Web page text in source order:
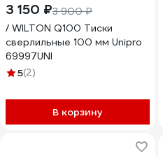
3 150 ₽3 900 ₽
/ WILTON Q100 Тиски
сверлильные 100 мм Unipro
69997UNI
5(2)
В корзину